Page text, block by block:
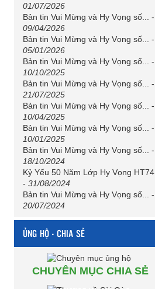
01/07/2026
Bản tin Vui Mừng và Hy Vọng số...
-
09/04/2026
Bản tin Vui Mừng và Hy Vọng số...
-
05/01/2026
Bản tin Vui Mừng và Hy Vọng số...
-
10/10/2025
Bản tin Vui Mừng và Hy Vọng số...
-
21/07/2025
Bản tin Vui Mừng và Hy Vọng số...
-
10/04/2025
Bản tin Vui Mừng và Hy Vọng số...
-
10/01/2025
Bản tin Vui Mừng và Hy Vọng số...
-
18/10/2024
Kỷ Yếu 50 Năm Lớp Hy Vọng HT74
- 31/08/2024
Bản tin Vui Mừng và Hy Vọng số...
-
20/07/2024
ỦNG HỘ - CHIA SẺ
CHUYÊN MỤC CHIA SẺ